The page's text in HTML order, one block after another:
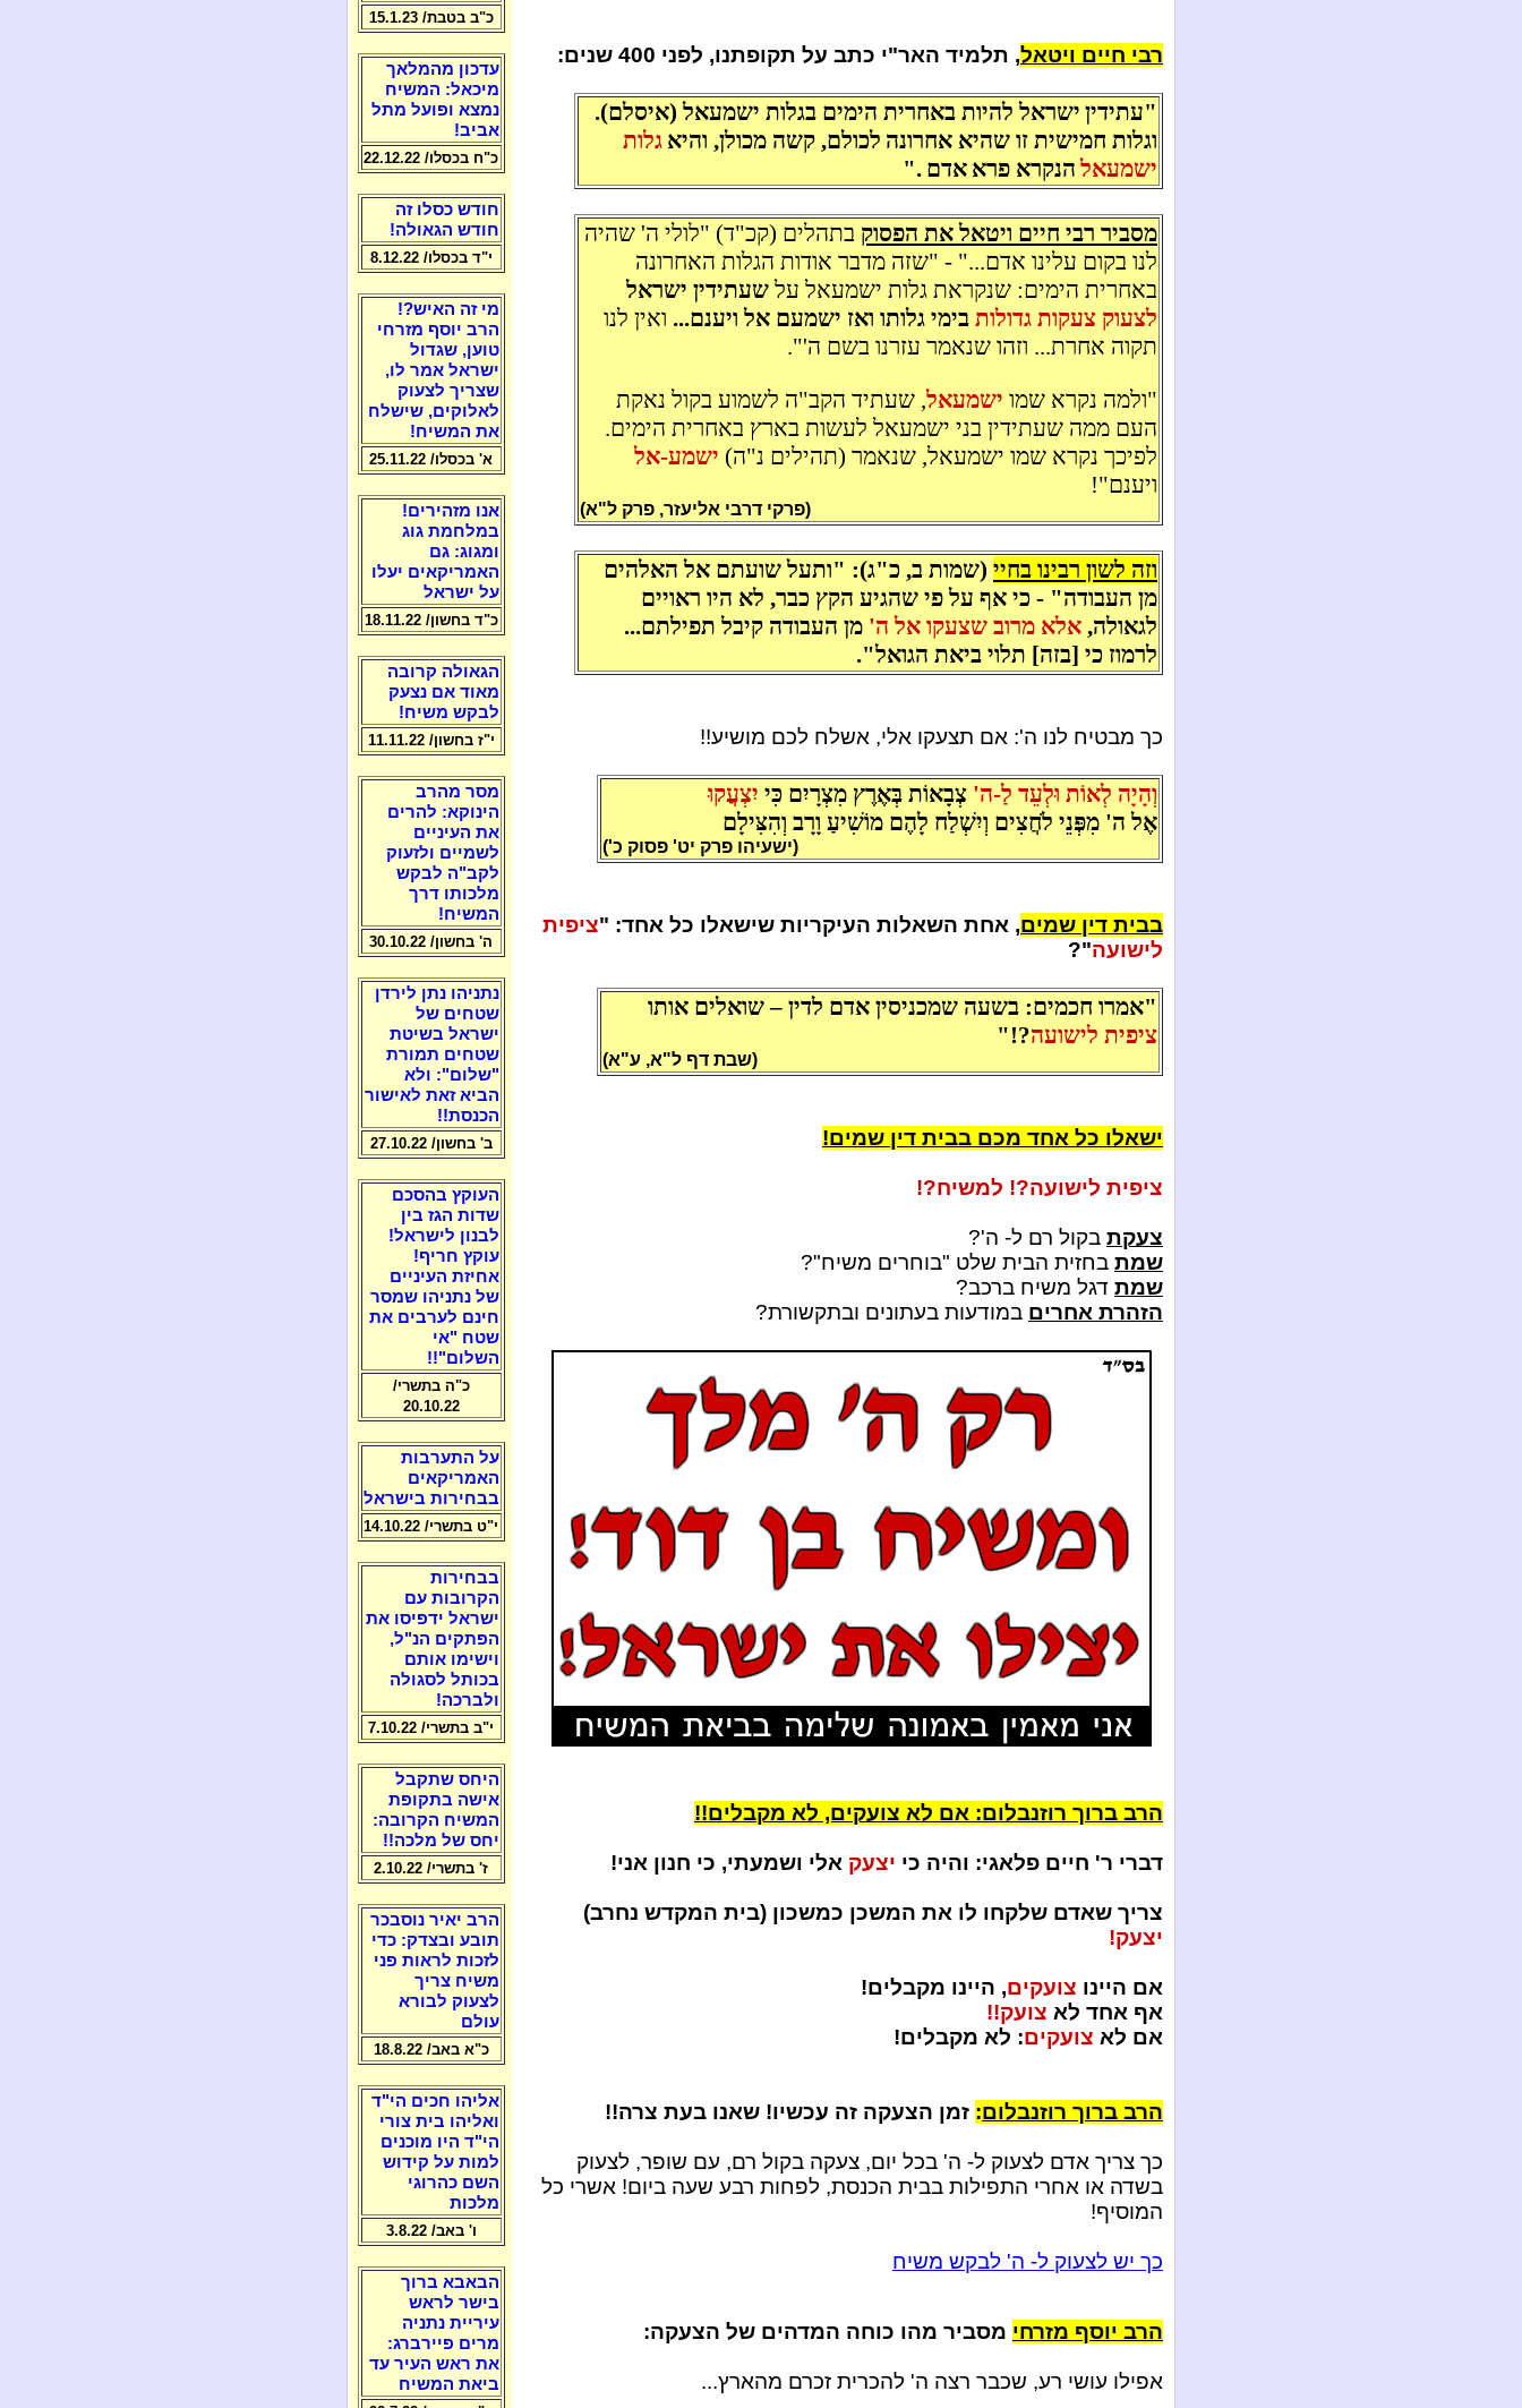
רבי חיים ויטאל, תלמיד האר"י כתב על תקופתנו, לפני 400 שנים:
"עתידין ישראל להיות באחרית הימים בגלות ישמעאל (איסלם).
וגלות חמישית זו שהיא אחרונה לכולם, קשה מכולן, והיא גלות
ישמעאל הנקרא פרא אדם ."
מסביר רבי חיים ויטאל את הפסוק בתהלים (קכ"ד) "לולי ה' שהיה
לנו בקום עלינו אדם..." - "שזה מדבר אודות הגלות האחרונה
באחרית הימים: שנקראת גלות ישמעאל על שעתידין ישראל
לצעוק צעקות גדולות בימי גלותו ואז ישמעם אל ויענם... ואין לנו
תקוה אחרת... וזהו שנאמר עזרנו בשם ה'".
"ולמה נקרא שמו ישמעאל, שעתיד הקב"ה לשמוע בקול נאקת
העם ממה שעתידין בני ישמעאל לעשות בארץ באחרית הימים.
לפיכך נקרא שמו ישמעאל, שנאמר (תהילים נ"ה) ישמע-אל
ויענם"!
(פרקי דרבי אליעזר, פרק ל"א)
וזה לשון רבינו בחיי (שמות ב, כ"ג): "ותעל שועתם אל האלהים
מן העבודה" - כי אף על פי שהגיע הקץ כבר, לא היו ראויים
לגאולה, אלא מרוב שצעקו אל ה' מן העבודה קיבל תפילתם...
לרמוז כי [בזה] תלוי ביאת הגואל".
כך מבטיח לנו ה': אם תצעקו אלי, אשלח לכם מושיע!!
וְהָיָה לְאוֹת וּלְעֵד לַ-ה' צְבָאוֹת בְּאֶרֶץ מִצְרָיִם כִּי יִצְעֲקוּ
אֶל ה' מִפְּנֵי לֹחֲצִים וְיִשְׁלַח לָהֶם מוֹשִׁיעַ וָרָב וְהִצִּילָם
(ישעיהו פרק יט' פסוק כ')
בבית דין שמים, אחת השאלות העיקריות שישאלו כל אחד: "ציפית
לישועה"?
"אמרו חכמים: בשעה שמכניסין אדם לדין – שואלים אותו
ציפית לישועה?!"
(שבת דף ל"א, ע"א)
ישאלו כל אחד מכם בבית דין שמים!
ציפית לישועה?! למשיח?!
צעקת בקול רם ל- ה'?
שמת בחזית הבית שלט "בוחרים משיח"?
שמת דגל משיח ברכב?
הזהרת אחרים במודעות בעתונים ובתקשורת?
הרב ברוך רוזנבלום: אם לא צועקים, לא מקבלים!!
דברי ר' חיים פלאגי: והיה כי יצעק אלי ושמעתי, כי חנון אני!
צריך שאדם שלקחו לו את המשכן כמשכון (בית המקדש נחרב)
יצעק!
אם היינו צועקים, היינו מקבלים!
אף אחד לא צועק!!
אם לא צועקים: לא מקבלים!
הרב ברוך רוזנבלום: זמן הצעקה זה עכשיו! שאנו בעת צרה!!
כך צריך אדם לצעוק ל- ה' בכל יום, צעקה בקול רם, עם שופר, לצעוק
בשדה או אחרי התפילות בבית הכנסת, לפחות רבע שעה ביום! אשרי כל
המוסיף!
כך יש לצעוק ל- ה' לבקש משיח
הרב יוסף מזרחי מסביר מהו כוחה המדהים של הצעקה:
אפילו עושי רע, שכבר רצה ה' להכרית זכרם מהארץ...
כ"ב בטבת/ 15.1.23
עדכון מהמלאך
מיכאל: המשיח
נמצא ופועל מתל
אביב!
כ"ח בכסלו/ 22.12.22
חודש כסלו זה
חודש הגאולה!
י"ד בכסלו/ 8.12.22
מי זה האיש?!
הרב יוסף מזרחי
טוען, שגדול
ישראל אמר לו,
שצריך לצעוק
לאלוקים, שישלח
את המשיח!
א' בכסלו/ 25.11.22
אנו מזהירים!
במלחמת גוג
ומגוג: גם
האמריקאים יעלו
על ישראל
כ"ד בחשון/ 18.11.22
הגאולה קרובה
מאוד אם נצעק
לבקש משיח!
י"ז בחשון/ 11.11.22
מסר מהרב
הינוקא: להרים
את העיניים
לשמיים ולזעוק
לקב"ה לבקש
מלכותו דרך
המשיח!
ה' בחשון/ 30.10.22
נתניהו נתן לירדן
שטחים של
ישראל בשיטת
שטחים תמורת
"שלום": ולא
הביא זאת לאישור
הכנסת!!
ב' בחשון/ 27.10.22
העוקץ בהסכם
שדות הגז בין
לבנון לישראל!
עוקץ חריף!
אחיזת העיניים
של נתניהו שמסר
חינם לערבים את
שטח "אי
השלום"!!
כ"ה בתשרי/
20.10.22
על התערבות
האמריקאים
בבחירות בישראל
י"ט בתשרי/ 14.10.22
בבחירות
הקרובות עם
ישראל ידפיסו את
הפתקים הנ"ל,
וישימו אותם
בכותל לסגולה
ולברכה!
י"ב בתשרי/ 7.10.22
היחס שתקבל
אישה בתקופת
המשיח הקרובה:
יחס של מלכה!!
ז' בתשרי/ 2.10.22
הרב יאיר נוסבכר
תובע ובצדק: כדי
לזכות לראות פני
משיח צריך
לצעוק לבורא
עולם
כ"א באב/ 18.8.22
אליהו חכים הי"ד
ואליהו בית צורי
הי"ד היו מוכנים
למות על קידוש
השם כהרוגי
מלכות
ו' באב/ 3.8.22
הבאבא ברוך
בישר לראש
עיריית נתניה
מרים פיירברג:
את ראש העיר עד
ביאת המשיח